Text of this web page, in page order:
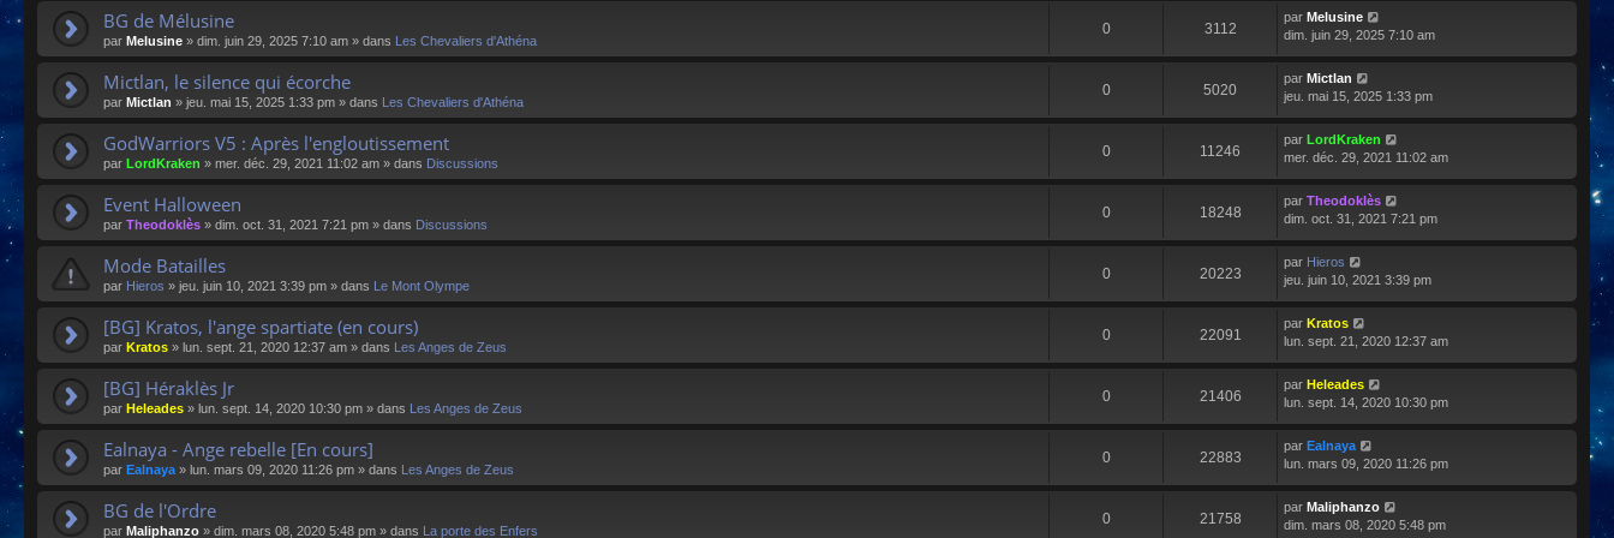
BG de Mélusine
par Melusine » dim. juin 29, 2025 7:10 am » dans Les Chevaliers d'Athéna
0 3112
par Melusine
dim. juin 29, 2025 7:10 am
Mictlan, le silence qui écorche
par Mictlan » jeu. mai 15, 2025 1:33 pm » dans Les Chevaliers d'Athéna
0 5020
par Mictlan
jeu. mai 15, 2025 1:33 pm
GodWarriors V5 : Après l'engloutissement
par LordKraken » mer. déc. 29, 2021 11:02 am » dans Discussions
0 11246
par LordKraken
mer. déc. 29, 2021 11:02 am
Event Halloween
par Theodoklès » dim. oct. 31, 2021 7:21 pm » dans Discussions
0 18248
par Theodoklès
dim. oct. 31, 2021 7:21 pm
Mode Batailles
par Hieros » jeu. juin 10, 2021 3:39 pm » dans Le Mont Olympe
0 20223
par Hieros
jeu. juin 10, 2021 3:39 pm
[BG] Kratos, l'ange spartiate (en cours)
par Kratos » lun. sept. 21, 2020 12:37 am » dans Les Anges de Zeus
0 22091
par Kratos
lun. sept. 21, 2020 12:37 am
[BG] Héraklès Jr
par Heleades » lun. sept. 14, 2020 10:30 pm » dans Les Anges de Zeus
0 21406
par Heleades
lun. sept. 14, 2020 10:30 pm
Ealnaya - Ange rebelle [En cours]
par Ealnaya» lun. mars 09, 2020 11:26 pm » dans Les Anges de Zeus
0 22883
par Ealnaya
lun. mars 09, 2020 11:26 pm
BG de l'Ordre
par Maliphanzo » dim. mars 08, 2020 5:48 pm » dans La porte des Enfers
0 21758
par Maliphanzo
dim. mars 08, 2020 5:48 pm